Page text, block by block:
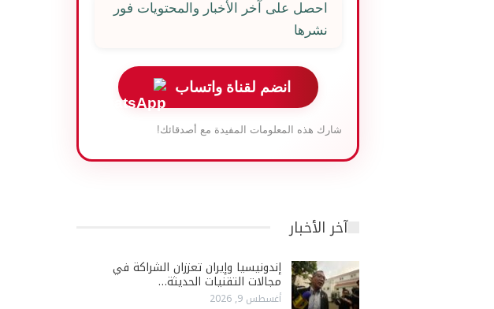
احصل على آخر الأخبار والمحتويات فور
نشرها
انضم لقناة واتساب
شارك هذه المعلومات المفيدة مع أصدقائك!
آخر الأخبار
إندونيسيا وإيران تعززان الشراكة في
مجالات التقنيات الحديثة…
أغسطس 9, 2026